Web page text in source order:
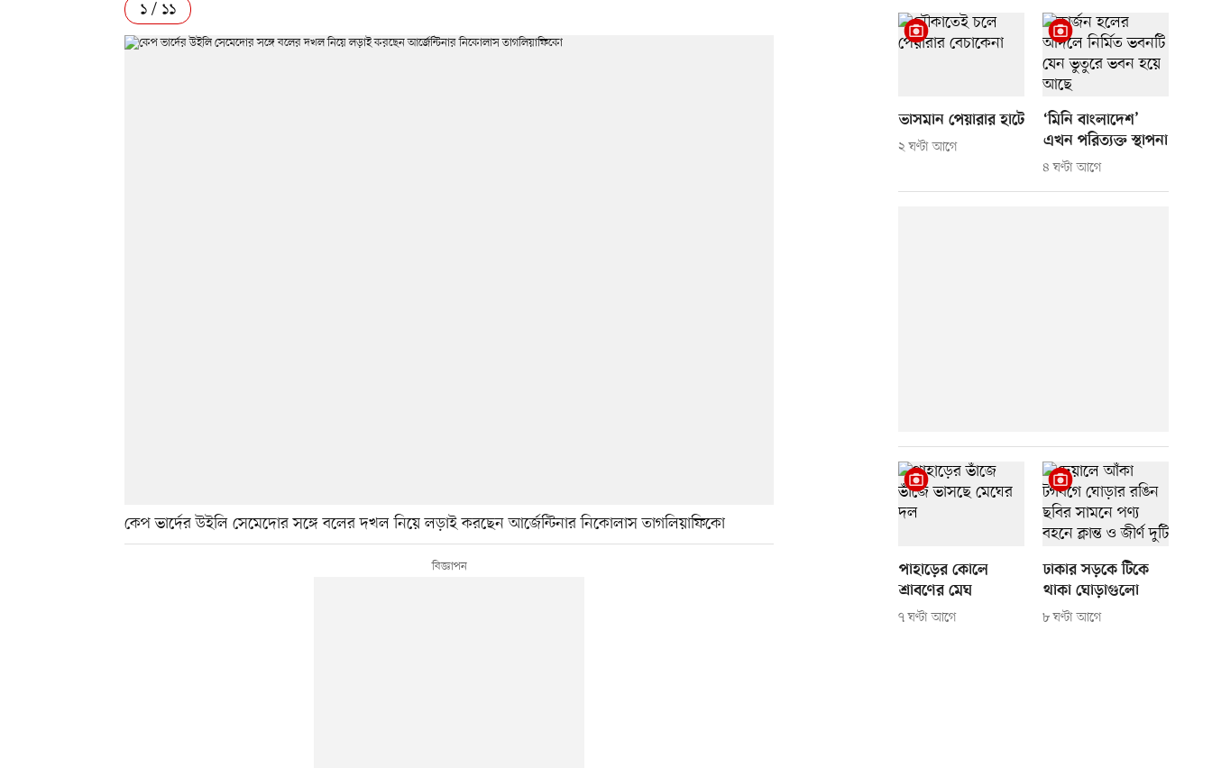
১ / ১১
কেপ ভার্দের উইলি সেমেদোর সঙ্গে বলের দখল নিয়ে লড়াই করছেন আর্জেন্টিনার নিকোলাস তাগলিয়াফিকো
ভাসমান পেয়ারার হাটে
২ ঘণ্টা আগে
‘মিনি বাংলাদেশ’
এখন পরিত্যক্ত স্থাপনা
৪ ঘণ্টা আগে
পাহাড়ের কোলে
শ্রাবণের মেঘ
৭ ঘণ্টা আগে
ঢাকার সড়কে টিকে
থাকা ঘোড়াগুলো
৮ ঘণ্টা আগে